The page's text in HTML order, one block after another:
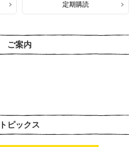
定期購読
ご案内
トピックス